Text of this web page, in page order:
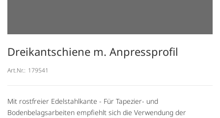
Dreikantschiene m. Anpressprofil
Art.Nr.: 179541
Mit rostfreier Edelstahlkante - Für Tapezier- und
Bodenbelagsarbeiten empfiehlt sich die Verwendung der